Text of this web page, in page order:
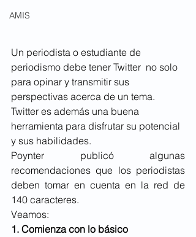
AMIS
Un periodista o estudiante de
periodismo debe tener Twitter  no solo
para opinar y transmitir sus
perspectivas acerca de un tema.
Twitter es además una buena
herramienta para disfrutar su potencial
y sus habilidades.
Poynter publicó algunas
recomendaciones que los periodistas
deben tomar en cuenta en la red de
140 caracteres.
Veamos:
1. Comienza con lo básico